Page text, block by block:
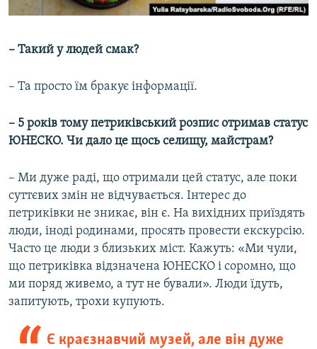
– Такий у людей смак?
– Та просто їм бракує інформації.
– 5 років тому петриківський розпис отримав статус
ЮНЕСКО. Чи дало це щось селищу, майстрам?
– Ми дуже раді, що отримали цей статус, але поки
суттєвих змін не відчувається. Інтерес до
петриківки не зникає, він є. На вихідних приїздять
люди, іноді родинами, просять провести екскурсію.
Часто це люди з близьких міст. Кажуть: «Ми чули,
що петриківка відзначена ЮНЕСКО і соромно, що
ми поряд живемо, а тут не бували». Люди їдуть,
запитують, трохи купують.
Є краєзнавчий музей, але він дуже